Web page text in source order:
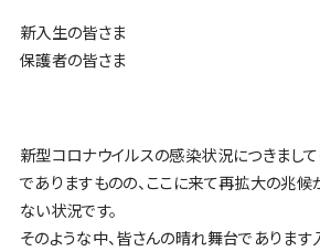
新入生の皆さま
保護者の皆さま
新型コロナウイルスの感染状況につきまし
でありますものの、ここに来て再拡大の兆
ない状況です。
そのような中、皆さんの晴れ舞台でありま